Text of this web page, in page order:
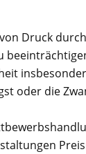
Druck
oder die